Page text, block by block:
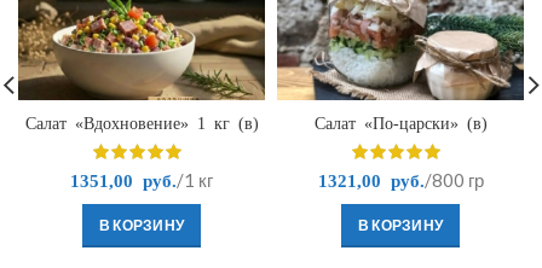
Салат «Вдохновение» 1 кг (в)
1351,00 руб. /1 кг
В КОРЗИНУ
Салат «По-царски» (в)
1321,00 руб. /800 гр
В КОРЗИНУ